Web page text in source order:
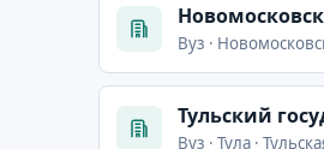
Вуз ·
Тульский
Вуз · Тула ·